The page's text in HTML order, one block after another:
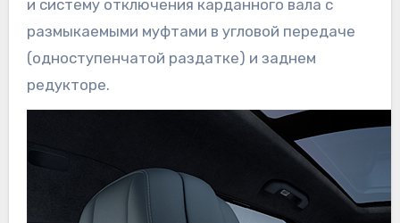
и систему отключения карданного вала с
размыкаемыми муфтами в угловой передаче
(одноступенчатой раздатке) и заднем
редукторе.